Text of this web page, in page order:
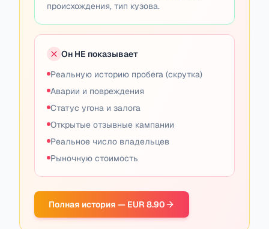
происхождения, тип кузова.
Он НЕ показывает
Реальную историю пробега (скрутка)
Аварии и повреждения
Статус угона и залога
Открытые отзывные кампании
Реальное число владельцев
Рыночную стоимость
Полная история — EUR 8.90